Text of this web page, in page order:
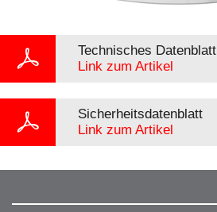
Technisches Datenblatt
Link zum Artikel
Sicherheitsdatenblatt
Link zum Artikel